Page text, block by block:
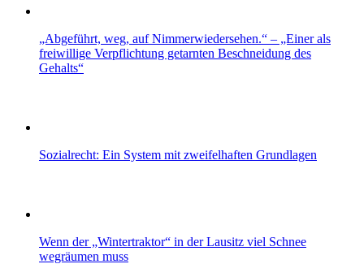
„Abgeführt, weg, auf Nimmerwiedersehen.“ – „Einer als
freiwillige Verpflichtung getarnten Beschneidung des
Gehalts“
Sozialrecht: Ein System mit zweifelhaften Grundlagen
Wenn der „Wintertraktor“ in der Lausitz viel Schnee
wegräumen muss